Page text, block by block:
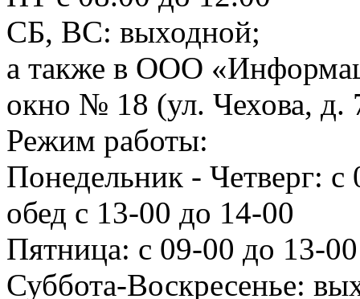
СБ, ВС: выходной;
а также в ООО
окно № 18 (ул. Чехова, д.
Режим работы:
Понедельник - Четверг:
обед с 13-00 до 14-00
Пятница: с 09-00 до 13-00
Суббота-Воскресенье: